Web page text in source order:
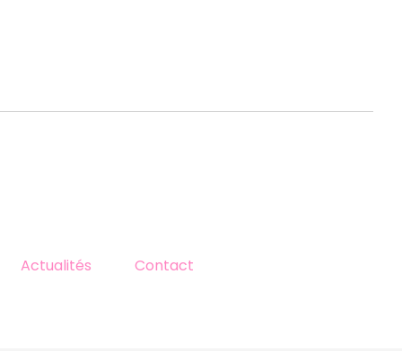
Actualités Contact